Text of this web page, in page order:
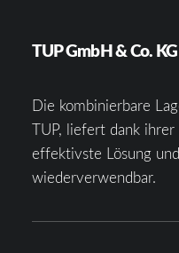
TUP GmbH & Co. KG
Die kombinierbare
TUP, liefert dank
effektivste Lösung
wiederverwendbar.